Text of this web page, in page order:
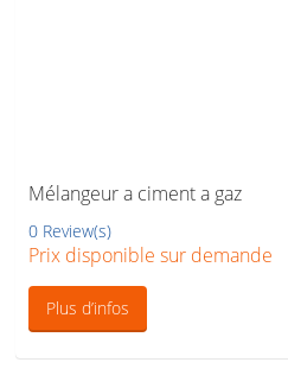
Mélangeur a ciment a gaz
0 Review(s)
Prix disponible sur demande
Plus d’infos